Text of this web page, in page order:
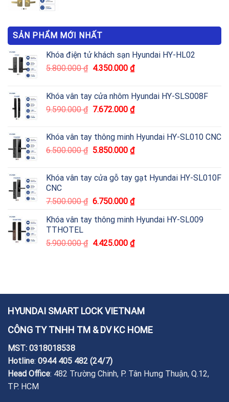
SẢN PHẨM MỚI NHẤT
Khóa điện tử khách sạn Hyundai HY-HL02
5.800.000₫ 4.350.000 ₫
Khóa vân tay cửa nhôm Hyundai HY-SLS008F
9.590.000₫ 7.672.000 ₫
Khóa vân tay thông minh Hyundai HY-SL010 CNC
6.500.000₫ 5.850.000 ₫
Khóa vân tay cửa gỗ tay gạt Hyundai HY-SL010F
CNC
7.500.000₫ 6.750.000 ₫
Khóa vân tay thông minh Hyundai HY-SL009
TTHOTEL
5.900.000₫ 4.425.000 ₫
HYUNDAI SMART LOCK VIETNAM
CÔNG TY TNHH TM & DV KC HOME
MST: 0318018538
Hotline: 0944 405 482 (24/7)
Head Office: 482 Trường Chinh, P. Tân Hưng Thuận, Q.12,
TP. HCM